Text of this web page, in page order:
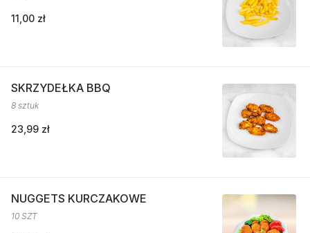
11,00 zł
SKRZYDEŁKA BBQ
8 sztuk
23,99 zł
NUGGETS KURCZAKOWE
10 SZT